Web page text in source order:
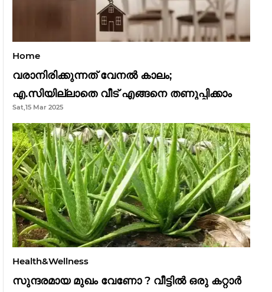
Home
വരാനിരിക്കുന്നത് വേനൽ കാലം;
എ.സിയില്ലാതെ വീട് എങ്ങനെ തണുപ്പിക്കാം
Sat,15 Mar 2025
Health&Wellness
സുന്ദരമായ മുഖം വേണോ ? വീട്ടിൽ ഒരു കറ്റാർ